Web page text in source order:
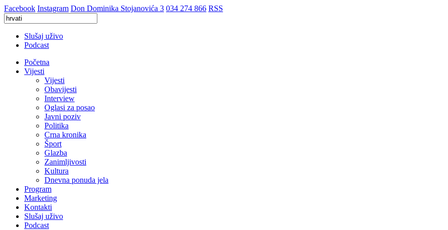
Facebook Instagram Don Dominika Stojanovića 3 034 274 866 RSS
Slušaj uživo
Podcast
Početna
Vijesti
Vijesti
Obavijesti
Interview
Oglasi za posao
Javni poziv
Politika
Crna kronika
Šport
Glazba
Zanimljivosti
Kultura
Dnevna ponuda jela
Program
Marketing
Kontakti
Slušaj uživo
Podcast